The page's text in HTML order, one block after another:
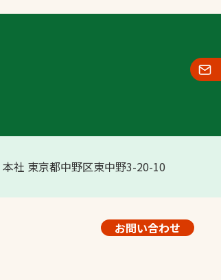
本社 東京都中野区東中野3-20-10
お問い合わせ